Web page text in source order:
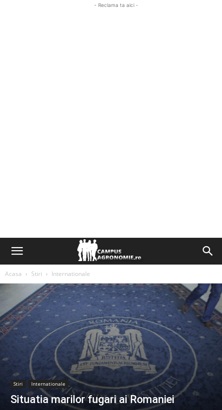
- Reclama ta aici -
Acasa Stiri Internationale
Stiri Internationale
Situatia marilor fugari ai Romaniei